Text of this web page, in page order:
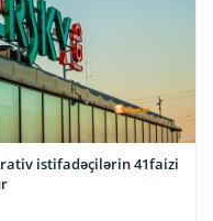
istifadəçilərin 41faizi